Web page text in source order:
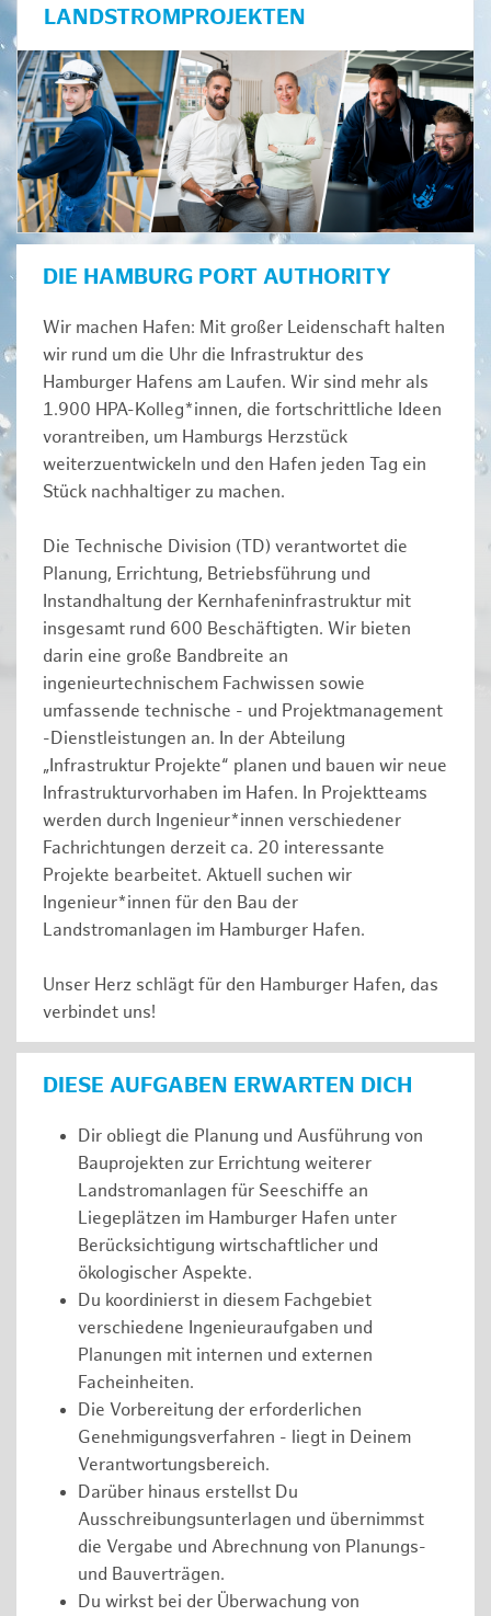
LANDSTROMPROJEKTEN
DIE HAMBURG PORT AUTHORITY
Wir machen Hafen: Mit großer Leidenschaft halten
wir rund um die Uhr die Infrastruktur des
Hamburger Hafens am Laufen. Wir sind mehr als
1.900 HPA-Kolleg*innen, die fortschrittliche Ideen
vorantreiben, um Hamburgs Herzstück
weiterzuentwickeln und den Hafen jeden Tag ein
Stück nachhaltiger zu machen.
Die Technische Division (TD) verantwortet die
Planung, Errichtung, Betriebsführung und
Instandhaltung der Kernhafeninfrastruktur mit
insgesamt rund 600 Beschäftigten. Wir bieten
darin eine große Bandbreite an
ingenieurtechnischem Fachwissen sowie
umfassende technische - und Projektmanagement
-Dienstleistungen an. In der Abteilung
„Infrastruktur Projekte“ planen und bauen wir neue
Infrastrukturvorhaben im Hafen. In Projektteams
werden durch Ingenieur*innen verschiedener
Fachrichtungen derzeit ca. 20 interessante
Projekte bearbeitet. Aktuell suchen wir
Ingenieur*innen für den Bau der
Landstromanlagen im Hamburger Hafen.
Unser Herz schlägt für den Hamburger Hafen, das
verbindet uns!
DIESE AUFGABEN ERWARTEN DICH
Dir obliegt die Planung und Ausführung von
Bauprojekten zur Errichtung weiterer
Landstromanlagen für Seeschiffe an
Liegeplätzen im Hamburger Hafen unter
Berücksichtigung wirtschaftlicher und
ökologischer Aspekte.
Du koordinierst in diesem Fachgebiet
verschiedene Ingenieuraufgaben und
Planungen mit internen und externen
Facheinheiten.
Die Vorbereitung der erforderlichen
Genehmigungsverfahren - liegt in Deinem
Verantwortungsbereich.
Darüber hinaus erstellst Du
Ausschreibungsunterlagen und übernimmst
die Vergabe und Abrechnung von Planungs-
und Bauverträgen.
Du wirkst bei der Überwachung von